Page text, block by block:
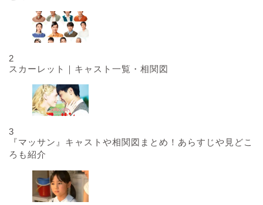
2
スカーレット｜キャスト一覧・相関図
3
『マッサン』キャストや相関図まとめ！あらすじや見どこ
ろも紹介